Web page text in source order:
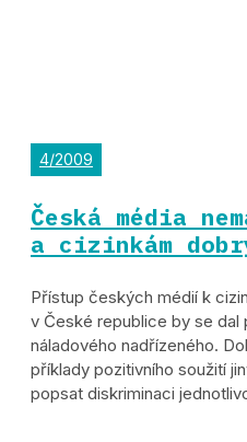
4/2009
Česká média
a cizinkám
Přístup českých médií k
v České republice by se dal
náladového nadřízeného.
příklady pozitivního soužití
popsat diskriminaci